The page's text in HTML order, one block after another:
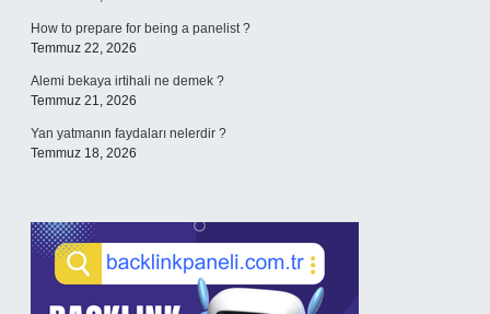
How to prepare for being a panelist ?
Temmuz 22, 2026
Alemi bekaya irtihali ne demek ?
Temmuz 21, 2026
Yan yatmanın faydaları nelerdir ?
Temmuz 18, 2026